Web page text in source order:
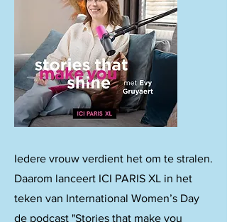
Iedere vrouw verdient het om te stralen.
Daarom lanceert ICI PARIS XL in het
teken van International Women’s Day
de podcast "Stories that make you